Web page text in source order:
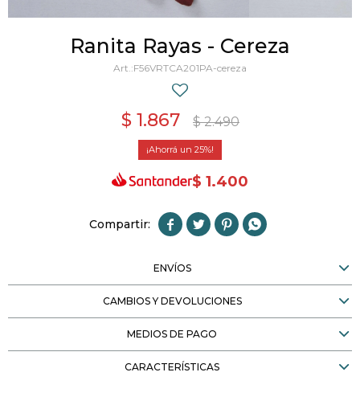
Ranita Rayas - Cereza
F56VRTCA201PA-cereza
$ 1.867 $ 2.490
25
$ 1.400
   
ENVÍOS
CAMBIOS Y DEVOLUCIONES
MEDIOS DE PAGO
CARACTERÍSTICAS